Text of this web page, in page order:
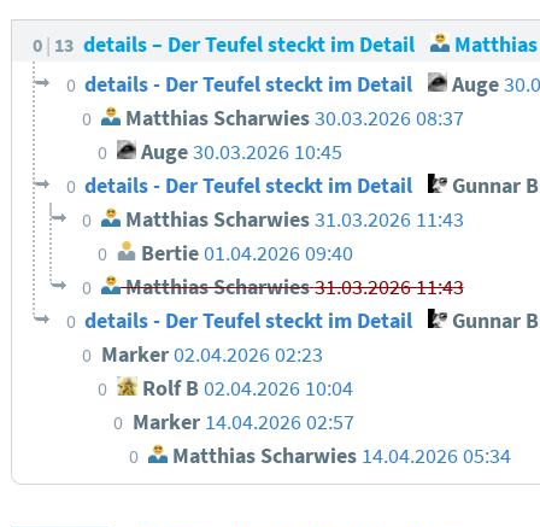
0 13 details – Der Teufel steckt im Detail Matthias
0 details - Der Teufel steckt im Detail Auge
0 Matthias Scharwies 30.03.2026 08:37
0 Auge30.03.2026 10:45
0 details - Der Teufel steckt im Detail Gunnar
0 Matthias Scharwies 31.03.2026 11:43
0 Bertie01.04.2026 09:40
0 Matthias Scharwies31.03.2026 11:43
0 details - Der Teufel steckt im Detail Gunnar
0 Marker02.04.2026 02:23
0 Rolf B 02.04.2026 10:04
0 Marker 14.04.2026 02:57
0 Matthias Scharwies 14.04.2026 05:34